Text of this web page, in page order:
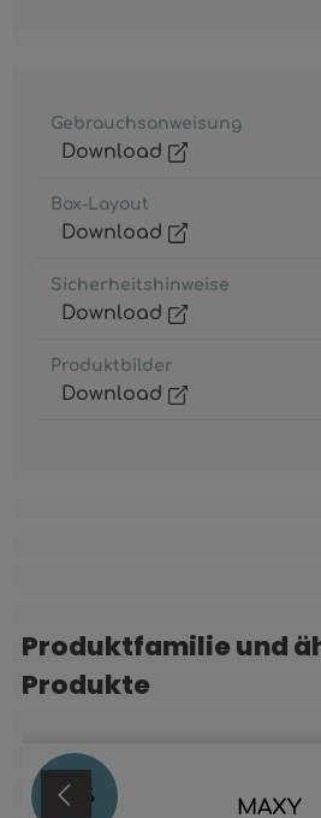
Gebrauchsanweisung
Download
Box-Layout
Download
Sicherheitshinweise
Download
Produktbilder
Download
Produktgalerie überspringen
Produktfamilie und
Produkte
25 % MAXY